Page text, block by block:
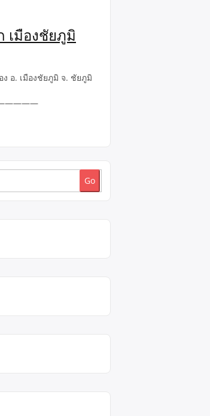
เมืองชัยภูมิ
อ. เมืองชัยภูมิ จ. ชัยภูมิ